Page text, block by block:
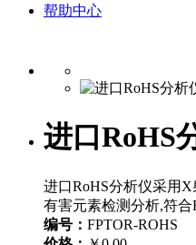
帮助中心
进口RoHS
进口RoHS分析仪采用
有害元素检测分析,符合
编号： FPTOR-ROHS